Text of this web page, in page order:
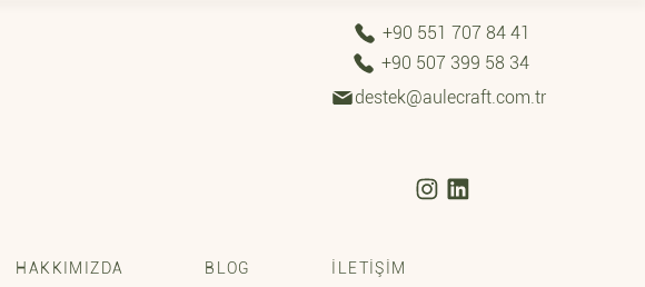
+90 551 707 84 41
+90 507 399 58 34
destek@aulecraft.com.tr
HAKKIMIZDA BLOG İLETİŞİM